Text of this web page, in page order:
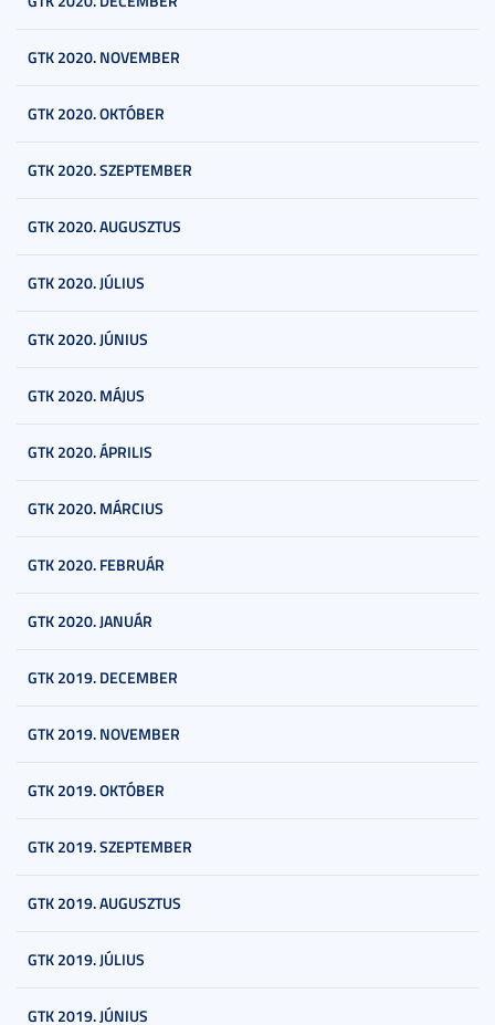
GTK 2020. NOVEMBER
GTK 2020. OKTÓBER
GTK 2020. SZEPTEMBER
GTK 2020. AUGUSZTUS
GTK 2020. JÚLIUS
GTK 2020. JÚNIUS
GTK 2020. MÁJUS
GTK 2020. ÁPRILIS
GTK 2020. MÁRCIUS
GTK 2020. FEBRUÁR
GTK 2020. JANUÁR
GTK 2019. DECEMBER
GTK 2019. NOVEMBER
GTK 2019. OKTÓBER
GTK 2019. SZEPTEMBER
GTK 2019. AUGUSZTUS
GTK 2019. JÚLIUS
GTK 2019. JÚNIUS